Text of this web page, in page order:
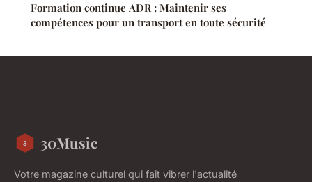
Formation continue ADR : Maintenir ses
compétences pour un transport en toute sécurité
30Music
Votre magazine culturel qui fait vibrer l'actualité